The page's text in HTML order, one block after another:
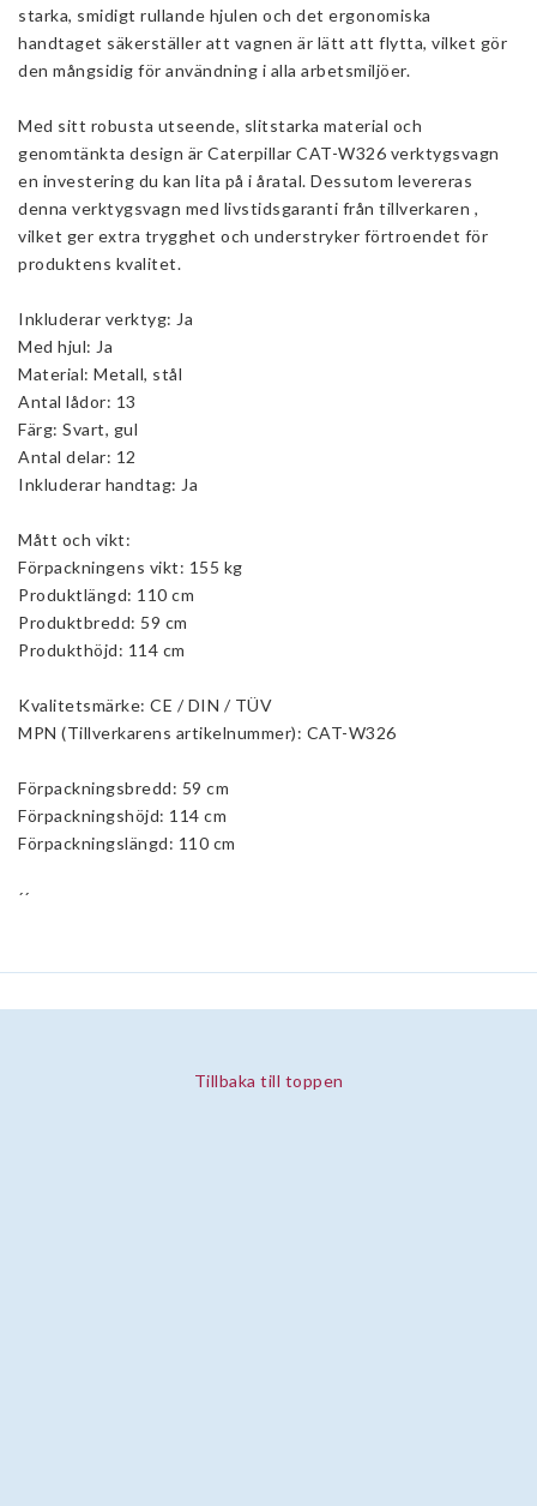
starka, smidigt rullande hjulen och det ergonomiska
handtaget säkerställer att vagnen är lätt att flytta, vilket gör
den mångsidig för användning i alla arbetsmiljöer.
Med sitt robusta utseende, slitstarka material och
genomtänkta design är Caterpillar CAT-W326 verktygsvagn
en investering du kan lita på i åratal. Dessutom levereras
denna verktygsvagn med livstidsgaranti från tillverkaren ,
vilket ger extra trygghet och understryker förtroendet för
produktens kvalitet.
Inkluderar verktyg: Ja
Med hjul: Ja
Material: Metall, stål
Antal lådor: 13
Färg: Svart, gul
Antal delar: 12
Inkluderar handtag: Ja
Mått och vikt:
Förpackningens vikt: 155 kg
Produktlängd: 110 cm
Produktbredd: 59 cm
Produkthöjd: 114 cm
Kvalitetsmärke: CE / DIN / TÜV
MPN (Tillverkarens artikelnummer): CAT-W326
Förpackningsbredd: 59 cm
Förpackningshöjd: 114 cm
Förpackningslängd: 110 cm
´´
Tillbaka till toppen